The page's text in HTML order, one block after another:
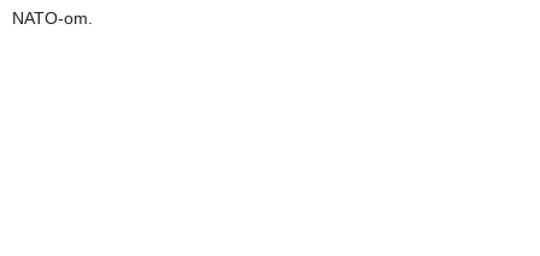
NATO-om.